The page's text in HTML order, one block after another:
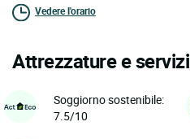
Vedere l'orario
Attrezzature e servizi
Soggiorno sostenibile:
7.5/10